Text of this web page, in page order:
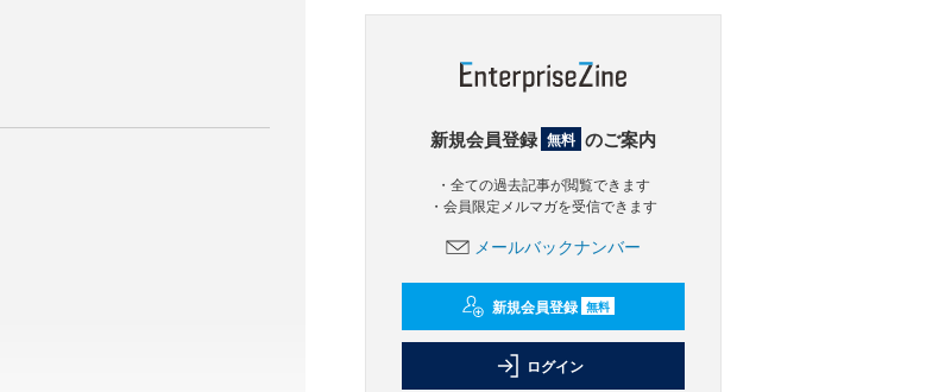
新規会員登録 無料 のご案内
・全ての過去記事が閲覧できます
・会員限定メルマガを受信できます
メールバックナンバー
新規会員登録 無料
ログイン